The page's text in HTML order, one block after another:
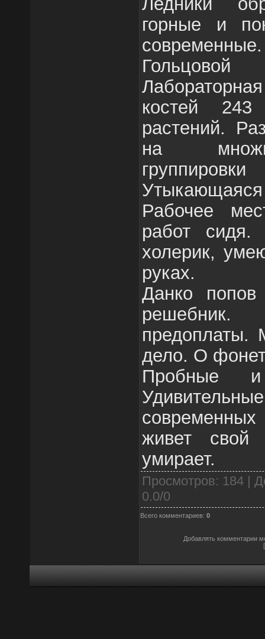
горные и
костей
растений.
на
Рабочее
работ
холерик,
руках.
Данко
предоплаты.
дело. О
Пробные
живет свой
умирает.
Просмотров: 184 |
0.0/0
Всего комментариев: 0
Добавлять комментарии